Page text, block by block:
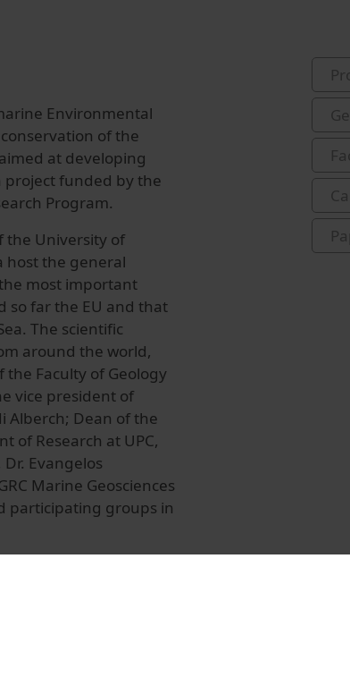
Environmental
of the
at developing
project funded by the
Program.
the University of
host the general
most important
so far the EU and that
The scientific
around the world,
the Faculty of Geology
vice president of
Alberch; Dean of the
of Research at UPC,
Evangelos
Marine Geosciences
participating groups in